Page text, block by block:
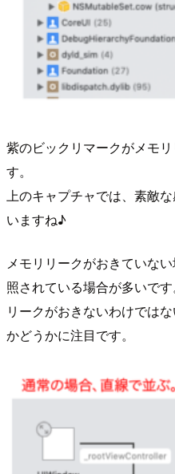
紫のビックリマークがメモ
す。
上のキャプチャでは、素敵
いますね♪
メモリリークがおきていな
照されている場合が多いで
リークがおきないわけでは
かどうかに注目です。